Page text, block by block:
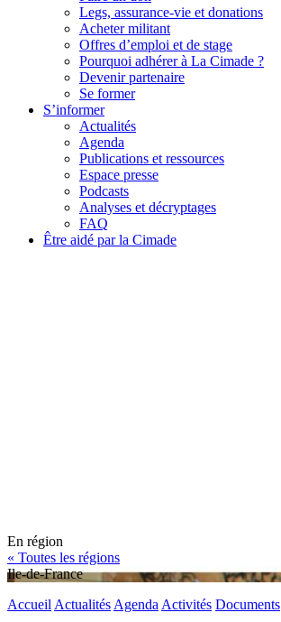
Legs, assurance-vie et donations
Acheter militant
Offres d’emploi et de stage
Pourquoi adhérer à La Cimade ?
Devenir partenaire
Se former
S’informer
Actualités
Agenda
Publications et ressources
Espace presse
Podcasts
Analyses et décryptages
FAQ
Être aidé par la Cimade
En région
« Toutes les régions
Ile-de-France
Accueil Actualités Agenda Activités Documents